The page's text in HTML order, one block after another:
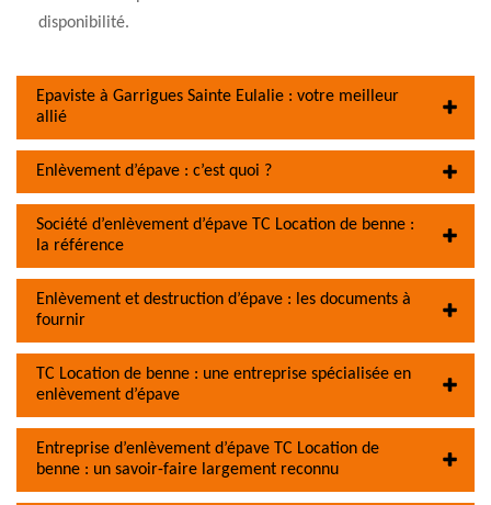
disponibilité.
Epaviste à Garrigues Sainte Eulalie : votre meilleur
allié
Enlèvement d’épave : c’est quoi ?
Société d’enlèvement d’épave TC Location de benne :
la référence
Enlèvement et destruction d’épave : les documents à
fournir
TC Location de benne : une entreprise spécialisée en
enlèvement d’épave
Entreprise d’enlèvement d’épave TC Location de
benne : un savoir-faire largement reconnu